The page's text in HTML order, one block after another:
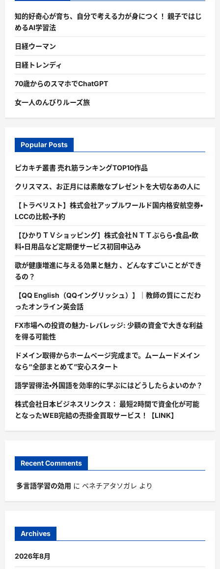
知的好奇心が育ち、自分で考える力が身につく！ 親子ではじ
めるAI学習法
日経ウーマン
日経トレンディ
70歳からのスマホでChatGPT
女一人のんびりルーズ旅
Popular Posts
ピカキチ叢書 売れ筋ランキングTOP10作品
クリスマス、お正月には素敵なプレゼントを大切なあの人に
【トラベリスト】株式会社アップルワールド国内格安航空券・
LCCの比較・予約
【ひかりＴＶショッピング】株式会社ＮＴＴぷらら・食品・飲
料・日用品など定期便サービス初回申込み
歌が健康増進に与える効果と魅力 、どんなすごいことができ
るの？
【QQ English（QQイングリッシュ）】｜教師の質にこだわ
ったオンライン英会話
FX市場への投資の魅力-レバレッジ: 少額の資金で大きな利益
を得る可能性
ドメイン取得からホームページ完成まで。ムームードメイン
なら“全部まとめて”安心スタート
語学習得法・外国語を効率的に学ぶにはどうしたらよいのか？
株式会社日本ビジネスリンクス： 最短2時間で資金化が可能
となったWEB完結の売掛金買取サービス！【LINK】
Recent Comments
多言語学習の効用 に ベネチアタソガレ より
Archives
2026年8月